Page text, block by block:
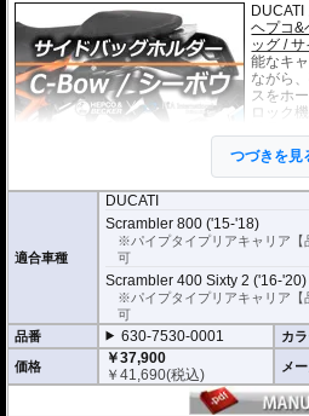
DUCATI
ヘプコ&
ッグ /
能なキ
ながら
スをホ
ロック
※耐加重
を除く)
※バッグの搭載位置を 50mm 前方または後
る移設キット(オプション)もあります。
つづきを見
適合車種
DUCATI
Scrambler 800 ('15-'18)
※パイプタイプリアキャリア【
可
Scrambler 400 Sixty 2 ('16-'20)
※パイプタイプリアキャリア【
可
品番
630-7530-0001 カ
価格
￥37,900
￥41,690(税込) メ